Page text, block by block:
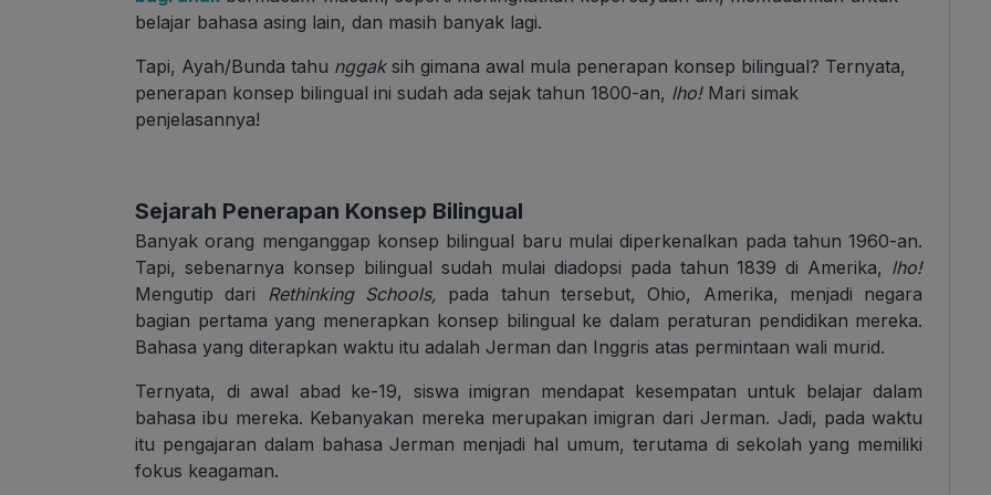
belajar bahasa asing lain, dan masih banyak lagi.
Tapi, Ayah/Bunda tahu nggaksih gimana awal mula penerapan konsep bilingual? Ternyata,
penerapan konsep bilingual ini sudah ada sejak tahun 1800-an, lho!Mari simak
penjelasannya!
Sejarah Penerapan Konsep Bilingual
Banyak orang menganggap konsep bilingual baru mulai diperkenalkan pada tahun 1960-an.
Tapi, sebenarnya konsep bilingual sudah mulai diadopsi pada tahun 1839 di Amerika, lho!
Mengutip dari Rethinking Schools, pada tahun tersebut, Ohio, Amerika, menjadi negara
bagian pertama yang menerapkan konsep bilingual ke dalam peraturan pendidikan mereka.
Bahasa yang diterapkan waktu itu adalah Jerman dan Inggris atas permintaan wali murid.
Ternyata, di awal abad ke-19, siswa imigran mendapat kesempatan untuk belajar dalam
bahasa ibu mereka. Kebanyakan mereka merupakan imigran dari Jerman. Jadi, pada waktu
itu pengajaran dalam bahasa Jerman menjadi hal umum, terutama di sekolah yang memiliki
fokus keagaman.